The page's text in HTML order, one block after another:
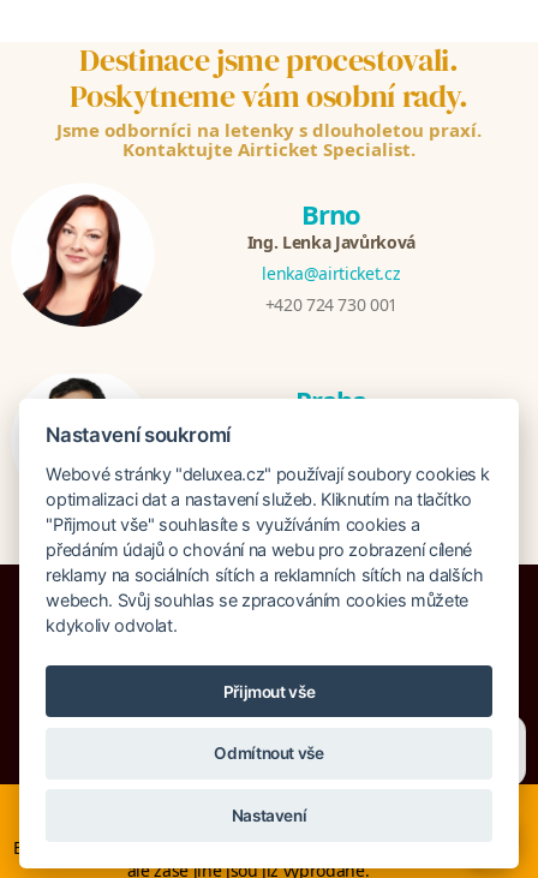
Destinace jsme procestovali.
Poskytneme vám osobní rady.
Jsme odborníci na letenky s dlouholetou praxí.
Kontaktujte Airticket Specialist.
Brno
Ing. Lenka Javůrková
lenka@airticket.cz
+420 724 730 001
Praha
+420 724 730 064
Pojištění proti úpadku 125 000 000 Kč
neřešíte na poslední chvíli. Smartwings i Austrian lety po
Evropě neruší. Mnohé hotely v Evropě stále nabízí akční ceny,
ale zase jiné jsou již vyprodané.
Nastavení soukromí
Webové stránky "deluxea.cz" používají soubory cookies k
optimalizaci dat a nastavení služeb. Kliknutím na tlačítko
"Přijmout vše" souhlasíte s využíváním cookies a
předáním údajů o chování na webu pro zobrazení cílené
reklamy na sociálních sítích a reklamních sítích na dalších
webech. Svůj souhlas se zpracováním cookies můžete
kdykoliv odvolat.
Přijmout vše
Odmítnout vše
Nastavení
Chettyho.